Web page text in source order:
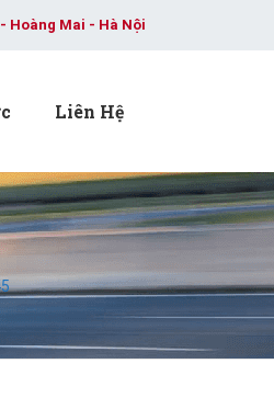
Hoàng Mai - Hà Nội
Liên Hệ